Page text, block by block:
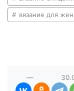
вязание для
—